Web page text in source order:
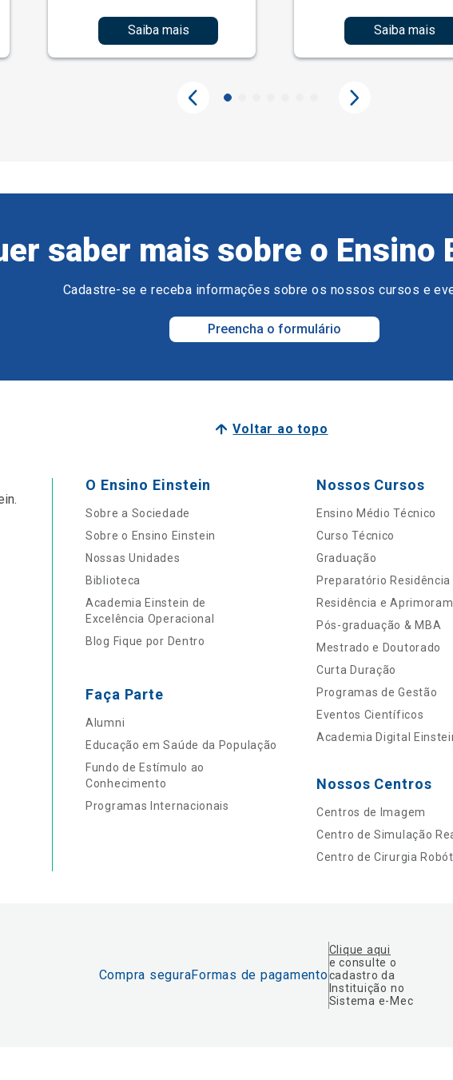
Saiba mais Saiba mais
saber mais sobre o Ensino
Cadastre-se e receba informações sobre os nossos cursos e
Preencha o formulário
Voltar ao topo
O Ensino Einstein
Sobre a Sociedade
Sobre o Ensino Einstein
Nossas Unidades
Biblioteca
Academia Einstein de
Excelência Operacional
Blog Fique por Dentro
Faça Parte
Alumni
Educação em Saúde da População
Fundo de Estímulo ao
Conhecimento
Programas Internacionais
Nossos Cursos
Ensino Médio Técnico
Curso Técnico
Graduação
Preparatório Residência
Residência e
Pós-graduação & MBA
Mestrado e Doutorado
Curta Duração
Programas de Gestão
Eventos Científicos
Academia Digital
Nossos Centros
Centros de Imagem
Centro de Simulação
Centro de Cirurgia
Compra seguraFormas de pagamento
Clique aqui
e consulte o
cadastro da
Instituição no
Sistema e-Mec